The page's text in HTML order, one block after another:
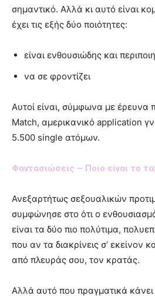
σημαντικό. Αλλά κι αυτό είναι
έχει τις εξής δύο ποιότητες:
είναι ενθουσιώδης και
να σε φροντίζει
Αυτοί είναι, σύμφωνα με έρευνα
Match, αμερικανικό application
5.500 single ατόμων.
Φαντασιώσεις – Ποιο είναι το
Ανεξαρτήτως σεξουαλικών
συμφώνησε στο ότι ο
είναι τα δύο πιο πολύτιμα,
που αν τα διακρίνεις σ’ εκείνον
από πλευράς σου, τον κρατάς.
Αλλά αυτό που πραγματικά